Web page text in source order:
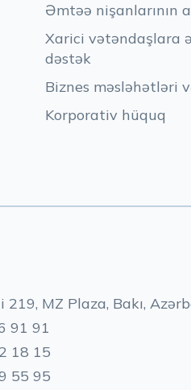
Əmtəə nişanlarının
Xarici vətəndaşlara
dəstək
Biznes məsləhətləri
Korporativ hüquq
MZ Plaza, Bakı,
91 91
15
95